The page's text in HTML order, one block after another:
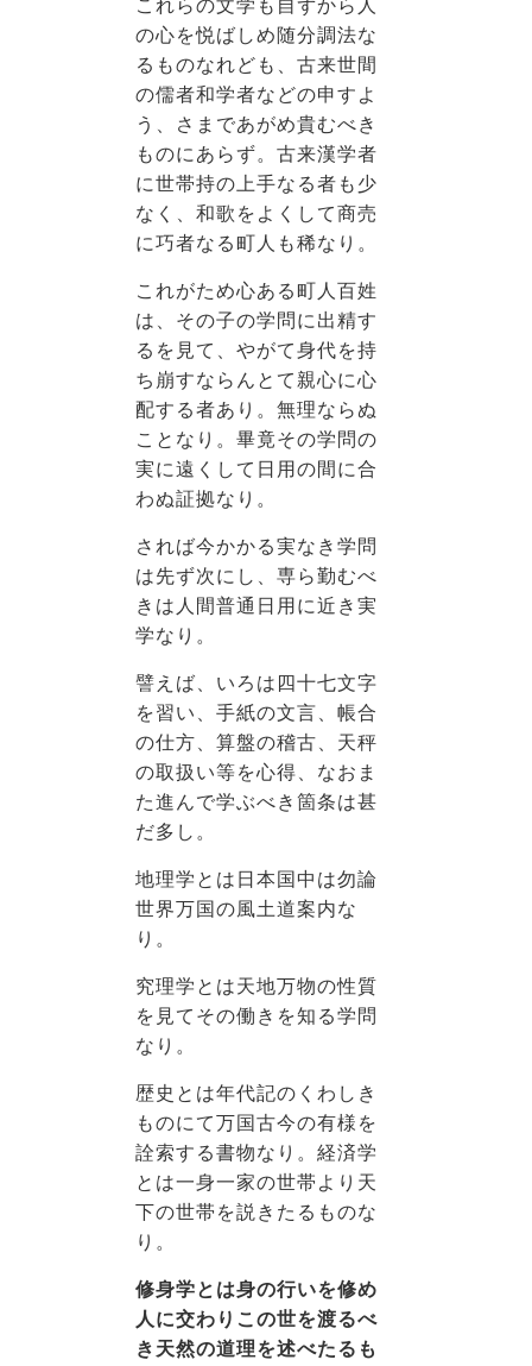
これらの文学も自ずから人
の心を悦ばしめ随分調法な
るものなれども、古来世間
の儒者和学者などの申すよ
う、さまであがめ貴むべき
ものにあらず。古来漢学者
に世帯持の上手なる者も少
なく、和歌をよくして商売
に巧者なる町人も稀なり。
これがため心ある町人百姓
は、その子の学問に出精す
るを見て、やがて身代を持
ち崩すならんとて親心に心
配する者あり。無理ならぬ
ことなり。畢竟その学問の
実に遠くして日用の間に合
わぬ証拠なり。
されば今かかる実なき学問
は先ず次にし、専ら勤むべ
きは人間普通日用に近き実
学なり。
譬えば、いろは四十七文字
を習い、手紙の文言、帳合
の仕方、算盤の稽古、天秤
の取扱い等を心得、なおま
た進んで学ぶべき箇条は甚
だ多し。
地理学とは日本国中は勿論
世界万国の風土道案内な
り。
究理学とは天地万物の性質
を見てその働きを知る学問
なり。
歴史とは年代記のくわしき
ものにて万国古今の有様を
詮索する書物なり。経済学
とは一身一家の世帯より天
下の世帯を説きたるものな
り。
修身学とは身の行いを修め
人に交わりこの世を渡るべ
き天然の道理を述べたるも